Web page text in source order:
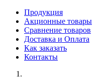
Продукция
Акционные товары
Сравнение товаров
Доставка и Оплата
Как заказать
Контакты